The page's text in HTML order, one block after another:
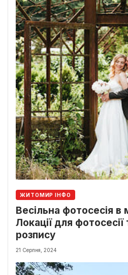
ЖИТОМИР ІНФО
Весільна фотосесія
Локації для фотосесії
розпису
21 Серпня, 2024